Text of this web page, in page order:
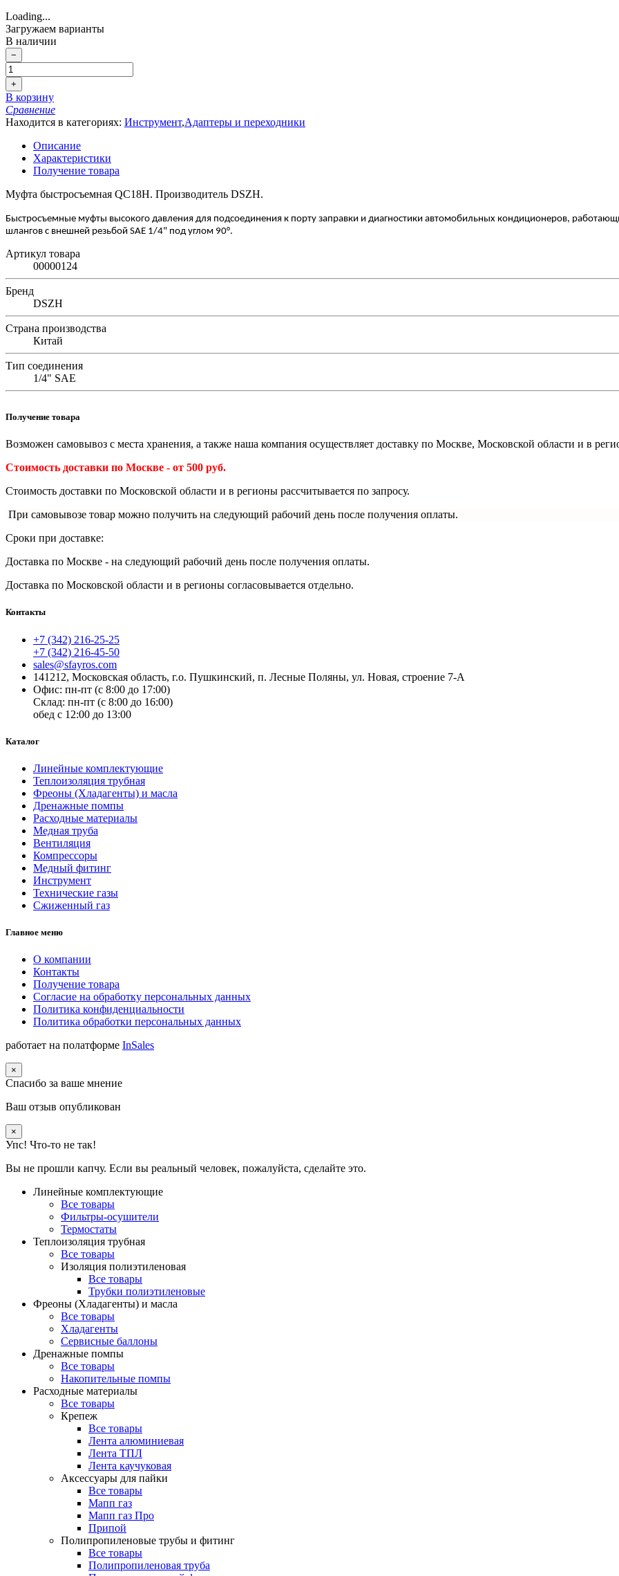
Loading...
Загружаем варианты
В наличии
−
+
В корзину
Сравнение
Находится в категориях: Инструмент,Адаптеры и переходники
Описание
Характеристики
Получение товара
Муфта быстросъемная QC18H. Производитель DSZH.
Быстросъемные муфты высокого давления для подсоединения к порту заправки и диагностики автомобильных кондиционеров,
шлангов с внешней резьбой SAE 1/4" под углом 90°.
Артикул товара
00000124
Бренд
DSZH
Страна производства
Китай
Тип соединения
1/4" SAE
Получение товара
Возможен самовывоз с места хранения, а также наша компания осуществляет доставку по Москве, Московской области и в
Стоимость доставки по Москве - от 500 руб.
Стоимость доставки по Московской области и в регионы рассчитывается по запросу.
При самовывозе товар можно получить на следующий рабочий день после получения оплаты.
Сроки при доставке:
Доставка по Москве - на следующий рабочий день после получения оплаты.
Доставка по Московской области и в регионы согласовывается отдельно.
Контакты
+7 (342) 216-25-25
+7 (342) 216-45-50
sales@sfayros.com
141212, Московская область, г.о. Пушкинский, п. Лесные Поляны, ул. Новая, строение 7-А
Офис: пн-пт (с 8:00 до 17:00)
Склад: пн-пт (с 8:00 до 16:00)
обед с 12:00 до 13:00
Каталог
Линейные комплектующие
Теплоизоляция трубная
Фреоны (Хладагенты) и масла
Дренажные помпы
Расходные материалы
Медная труба
Вентиляция
Компрессоры
Медный фитинг
Инструмент
Технические газы
Сжиженный газ
Главное меню
О компании
Контакты
Получение товара
Согласие на обработку персональных данных
Политика конфиденциальности
Политика обработки персональных данных
работает на полатформе InSales
×
Спасибо за ваше мнение
Ваш отзыв опубликован
×
Упс! Что-то не так!
Вы не прошли капчу. Если вы реальный человек, пожалуйста, сделайте это.
Линейные комплектующие
Все товары
Фильтры-осушители
Термостаты
Теплоизоляция трубная
Все товары
Изоляция полиэтиленовая
Все товары
Трубки полиэтиленовые
Фреоны (Хладагенты) и масла
Все товары
Хладагенты
Сервисные баллоны
Дренажные помпы
Все товары
Накопительные помпы
Расходные материалы
Все товары
Крепеж
Все товары
Лента алюминиевая
Лента ТПЛ
Лента каучуковая
Аксессуары для пайки
Все товары
Мапп газ
Мапп газ Про
Припой
Полипропиленовые трубы и фитинг
Все товары
Полипропиленовая труба